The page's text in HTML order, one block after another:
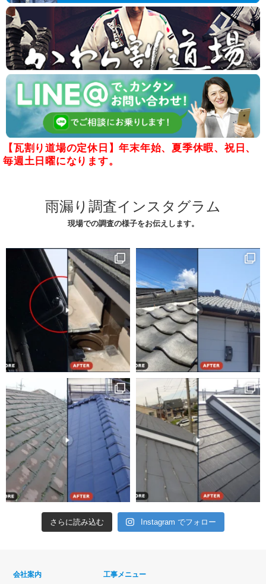
【瓦割り道場の定休日】年末年始、夏季休暇、祝日、
毎週土日曜になります。
雨漏り調査インスタグラム
現場での調査の様子をお伝えします。
さらに読み込む Instagram でフォロー
会社案内 工事メニュー